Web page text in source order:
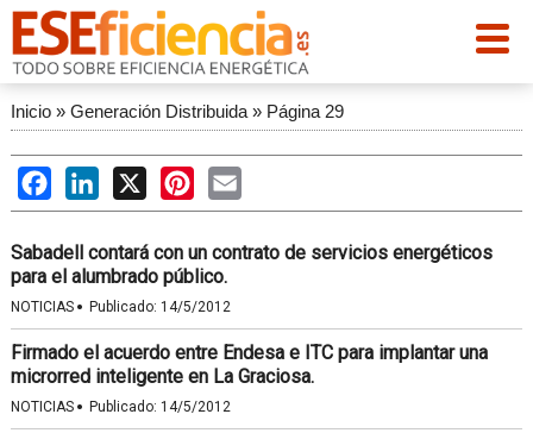
Inicio» Generación Distribuida» Página 29
FacebookLinkedIn
X PinterestEmail
Sabadell contará con un contrato de servicios energéticos
para el alumbrado público.
NOTICIAS · Publicado: 14/5/2012
Firmado el acuerdo entre Endesa e ITC para implantar una
microrred inteligente en La Graciosa.
NOTICIAS · Publicado: 14/5/2012